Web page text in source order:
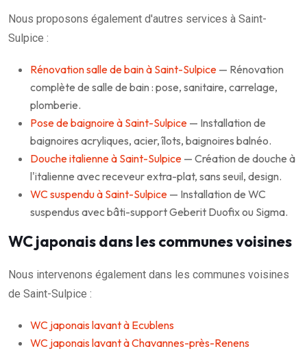
Nous proposons également d'autres services à Saint-
Sulpice :
Rénovation salle de bain à Saint-Sulpice — Rénovation
complète de salle de bain : pose, sanitaire, carrelage,
plomberie.
Pose de baignoire à Saint-Sulpice — Installation de
baignoires acryliques, acier, îlots, baignoires balnéo.
Douche italienne à Saint-Sulpice — Création de douche à
l'italienne avec receveur extra-plat, sans seuil, design.
WC suspendu à Saint-Sulpice — Installation de WC
suspendus avec bâti-support Geberit Duofix ou Sigma.
WC japonais dans les communes voisines
Nous intervenons également dans les communes voisines
de Saint-Sulpice :
WC japonais lavant à Ecublens
WC japonais lavant à Chavannes-près-Renens